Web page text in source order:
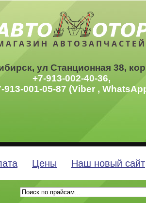
АВТОЗАПЧАСТЕЙ
ул Станционная 38,
+7-913-002-40-36,
913-001-05-87 (Viber ,
Цены Наш новый сайт